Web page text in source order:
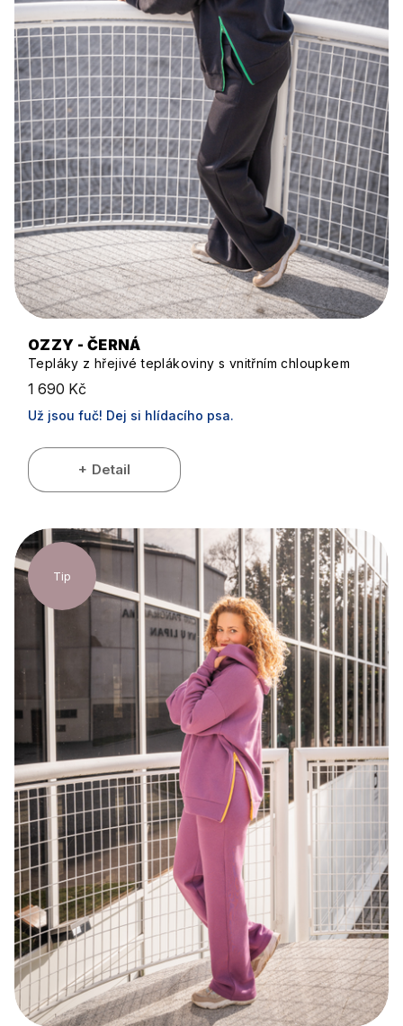
OZZY - ČERNÁ
Tepláky z hřejivé teplákoviny s vnitřním chloupkem
1 690 Kč
Už jsou fuč! Dej si hlídacího psa.
Detail
Tip